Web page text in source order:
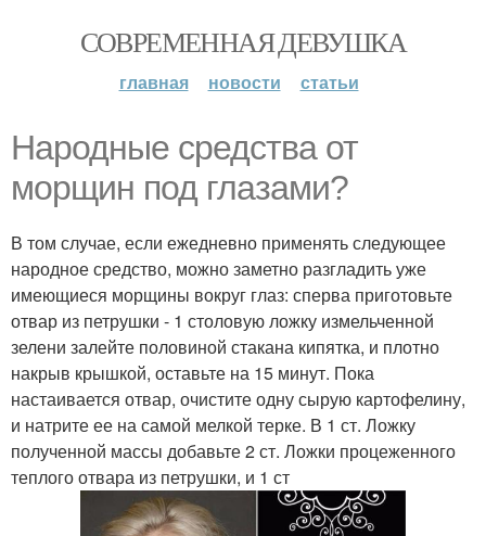
СОВРЕМЕННАЯ ДЕВУШКА
главная новости статьи
Народные средства от
морщин под глазами?
В том случае, если ежедневно применять следующее
народное средство, можно заметно разгладить уже
имеющиеся морщины вокруг глаз: сперва приготовьте
отвар из петрушки - 1 столовую ложку измельченной
зелени залейте половиной стакана кипятка, и плотно
накрыв крышкой, оставьте на 15 минут. Пока
настаивается отвар, очистите одну сырую картофелину,
и натрите ее на самой мелкой терке. В 1 ст. Ложку
полученной массы добавьте 2 ст. Ложки процеженного
теплого отвара из петрушки, и 1 ст